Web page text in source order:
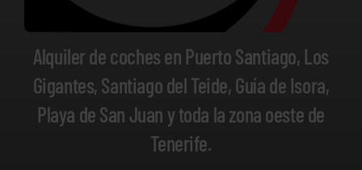
Alquiler de coches en Puerto Santiago, Los
Gigantes, Santiago del Teide, Guía de Isora,
Playa de San Juan y toda la zona oeste de
Tenerife.